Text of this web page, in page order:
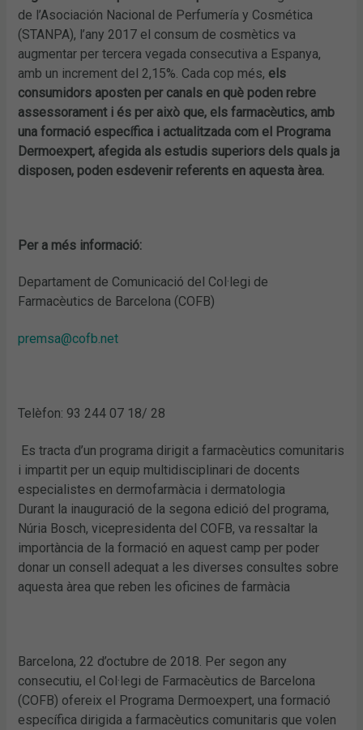
de l’Asociación Nacional de Perfumería y Cosmética
(STANPA), l’any 2017 el consum de cosmètics va
augmentar per tercera vegada consecutiva a Espanya,
amb un increment del 2,15%. Cada cop més, els
consumidors aposten per canals en què poden rebre
assessorament i és per això que, els farmacèutics, amb
una formació específica i actualitzada com el Programa
Dermoexpert, afegida als estudis superiors dels quals ja
disposen, poden esdevenir referents en aquesta àrea.
Per a més informació:
Departament de Comunicació del Col·legi de
Farmacèutics de Barcelona (COFB)
premsa@cofb.net
Telèfon: 93 244 07 18/ 28
Es tracta d’un programa dirigit a farmacèutics comunitaris
i impartit per un equip multidisciplinari de docents
especialistes en dermofarmàcia i dermatologia
Durant la inauguració de la segona edició del programa,
Núria Bosch, vicepresidenta del COFB, va ressaltar la
importància de la formació en aquest camp per poder
donar un consell adequat a les diverses consultes sobre
aquesta àrea que reben les oficines de farmàcia
Barcelona, 22 d’octubre de 2018. Per segon any
consecutiu, el Col·legi de Farmacèutics de Barcelona
(COFB) ofereix el Programa Dermoexpert, una formació
específica dirigida a farmacèutics comunitaris que volen